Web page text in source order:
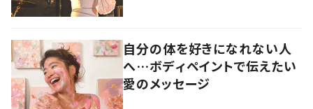
自分の体を好きになれない人
へ…ボディペイントで伝えたい
愛のメッセージ